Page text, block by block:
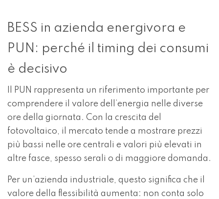
BESS in azienda energivora e
PUN: perché il timing dei consumi
è decisivo
Il PUN rappresenta un riferimento importante per
comprendere il valore dell’energia nelle diverse
ore della giornata. Con la crescita del
fotovoltaico, il mercato tende a mostrare prezzi
più bassi nelle ore centrali e valori più elevati in
altre fasce, spesso serali o di maggiore domanda.
Per un’azienda industriale, questo significa che il
valore della flessibilità aumenta: non conta solo